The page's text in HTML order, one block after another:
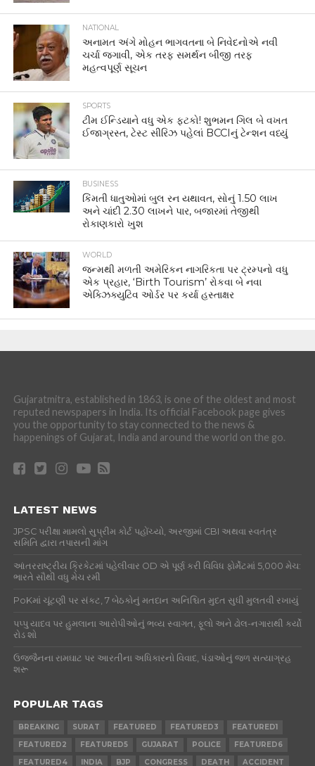
NATIONAL
અનામત અંગે મોહન ભાગવતના બે નિવેદનોએ નવી
ચર્ચા જગાવી, એક તરફ સમર્થન બીજી તરફ
મહત્વપૂર્ણ સૂચન
SPORTS
ટીમ ઈન્ડિયાને વધુ એક ફટકો! શુભમન ગિલ બે વખત
ઈજાગ્રસ્ત, ટેસ્ટ સીરિઝ પહેલાં BCCIનું ટેન્શન વધ્યું
BUSINESS
કિંમતી ધાતુઓમાં બુલ રન યથાવત, સોનું 1.50 લાખ
અને ચાંદી 2.30 લાખને પાર, બજારમાં તેજીથી
રોકાણકારો ખુશ
WORLD
જન્મથી મળતી અમેરિકન નાગરિકતા પર ટ્રમ્પનો વધુ
એક પ્રહાર, ‘Birth Tourism’ રોકવા બે નવા
એક્ઝિક્યુટિવ ઓર્ડર પર કર્યા હસ્તાક્ષર
Gujaratmitra, established in 1863, is one of the oldest and most
reputed newspapers in India. Its official Facebook page gives
you the opportunity to stay connected to the news &
happenings of Gujarat, India and around the world on the go.
LATEST NEWS
JPSC પરીક્ષા મામલો સુપ્રીમ કોર્ટ પહોંચ્યો, અરજીમાં CBI અથવા સ્વતંત્ર
સમિતિ દ્વારા તપાસની માંગ
આંતરરાષ્ટ્રીય ક્રિકેટમાં પહેલીવાર OD એ પૂર્ણ કરી વિવિધ ફોર્મેટમાં 5,000 મેચ:
ભારતે સૌથી વધુ મેચ રમી
PoKમાં ચૂંટણી પર સંકટ, 7 બેઠકોનું મતદાન અનિશ્ચિત મુદત સુધી મુલતવી રખાયું
પપ્પુ યાદવ પર હુમલાના આરોપીઓનું ભવ્ય સ્વાગત, ફૂલો અને ઢોલ-નગારાથી કર્યો
રોડ શો
ઉજ્જૈનના રામઘાટ પર આરતીના અધિકારનો વિવાદ, પંડાઓનું જળ સત્યાગ્રહ
શરૂ
POPULAR TAGS
BREAKING SURAT FEATURED FEATURED3
FEATURED1
FEATURED2
FEATURED5 GUJARAT POLICE
FEATURED6
FEATURED4
INDIA BJP CONGRESS DEATH ACCIDENT